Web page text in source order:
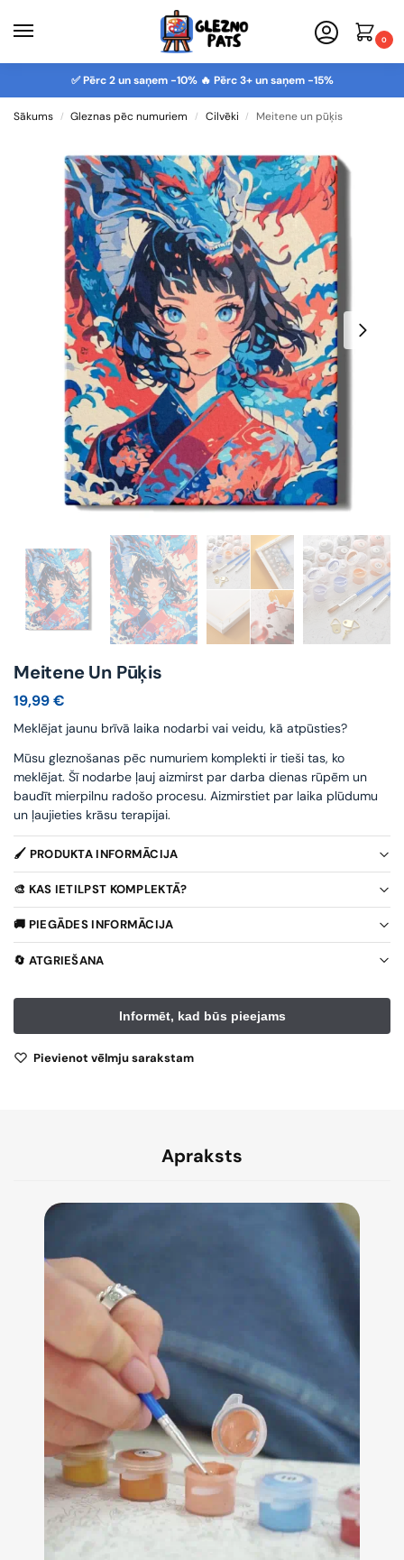
0
✅ Pērc 2 un saņem -10% 🔥 Pērc 3+ un saņem -15%
Sākums / Gleznas pēc numuriem / Cilvēki / Meitene un pūķis
Meitene Un Pūķis
19,99€
Meklējat jaunu brīvā laika nodarbi vai veidu, kā atpūsties?
Mūsu gleznošanas pēc numuriem komplekti ir tieši tas, ko
meklējat. Šī nodarbe ļauj aizmirst par darba dienas rūpēm un
baudīt mierpilnu radošo procesu. Aizmirstiet par laika plūdumu
un ļaujieties krāsu terapijai.
🖌️ PRODUKTA INFORMĀCIJA
🎨 KAS IETILPST KOMPLEKTĀ?
🚚 PIEGĀDES INFORMĀCIJA
🔄 ATGRIEŠANA
Pievienot vēlmju sarakstam
Apraksts